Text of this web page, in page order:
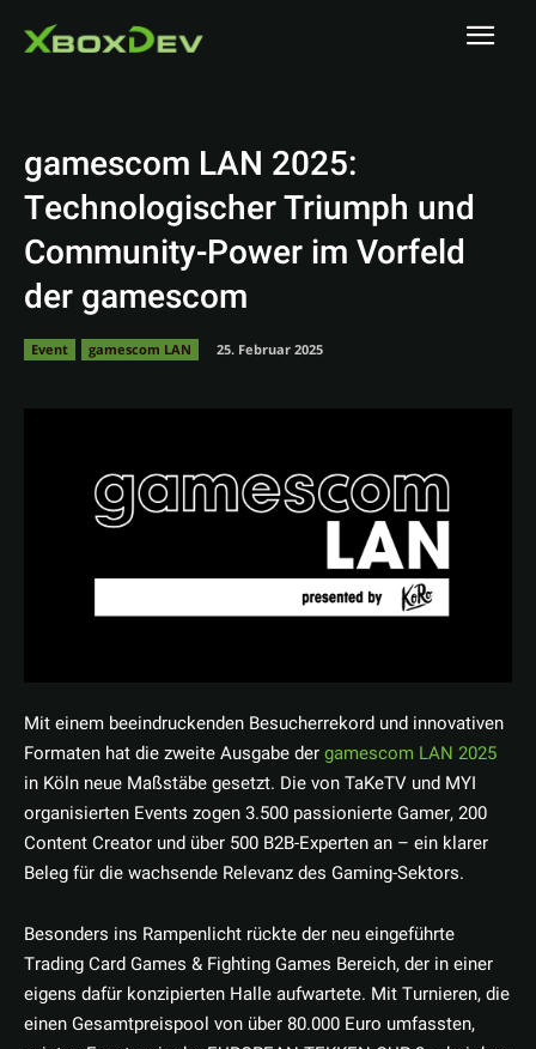
gamescom LAN 2025:
Technologischer Triumph und
Community-Power im Vorfeld
der gamescom
Event gamescom LAN 25. Februar 2025
Mit einem beeindruckenden Besucherrekord und innovativen
Formaten hat die zweite Ausgabe dergamescom LAN 2025
in Köln neue Maßstäbe gesetzt. Die von TaKeTV und MYI
organisierten Events zogen 3.500 passionierte Gamer, 200
Content Creator und über 500 B2B-Experten an – ein klarer
Beleg für die wachsende Relevanz des Gaming-Sektors.
Besonders ins Rampenlicht rückte der neu eingeführte
Trading Card Games & Fighting Games Bereich, der in einer
eigens dafür konzipierten Halle aufwartete. Mit Turnieren, die
einen Gesamtpreispool von über 80.000 Euro umfassten,